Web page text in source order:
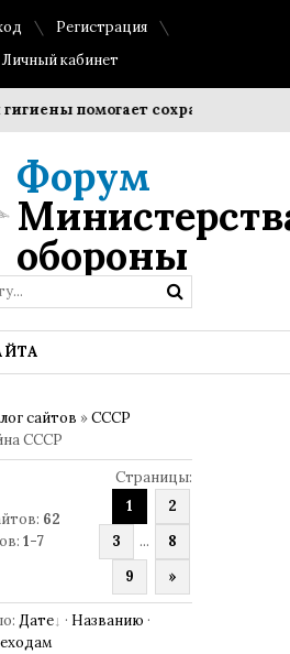
Регистрация
Личный кабинет
сохранить
Форум
обороны
сайтов »СССР
СССР
: 62
: 1-7
Страницы:
1
2
3
...
8
9
»
: Дате · Названию ·